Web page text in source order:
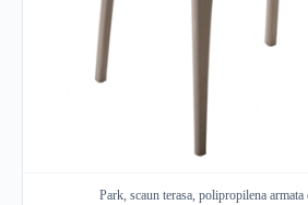
Park, scaun terasa, polipropilena